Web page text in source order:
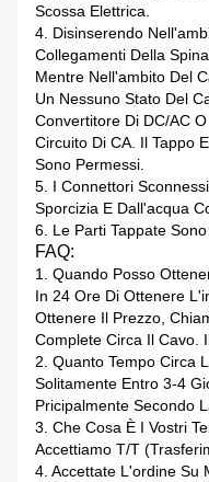
Scossa Elettrica.
4. Disinserendo
Collegamenti Della
Mentre Nell'ambito Del
Un Nessuno Stato Del
Convertitore Di DC/AC
Circuito Di CA. Il Tappo
Sono Permessi.
5. I Connettori
Sporcizia E Dall'acqua
6. Le Parti Tappate
FAQ:
1. Quando Posso
In 24 Ore Di Ottenere
Ottenere Il Prezzo,
Complete Circa Il Cavo.
2. Quanto Tempo Circa
Solitamente Entro 3-4
Pricipalmente Secondo
3. Che Cosa È I Vostri
Accettiamo T/T
4. Accettate L'ordine Su